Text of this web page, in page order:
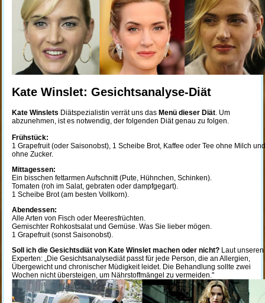
Kate Winslet: Gesichtsanalyse-Diät
Kate Winslets Diätspezialistin verrät uns das Menü dieser Diät. Um
abzunehmen, ist es notwendig, der folgenden Diät genau zu folgen.
Frühstück:
1 Grapefruit (oder Saisonobst), 1 Scheibe Brot, Kaffee oder Tee ohne Milch und
ohne Zucker.
Mittagessen:
Ein bisschen fettarmen Aufschnitt (Pute, Hühnchen, Schinken).
Tomaten (roh im Salat, gebraten oder dampfgegart).
1 Scheibe Brot (am besten Vollkorn).
Abendessen:
Alle Arten von Fisch oder Meeresfrüchten.
Gemischter Rohkostsalat und Gemüse. Was Sie lieber mögen.
1 Grapefruit (sonst Saisonobst).
Soll ich die Gesichtsdiät von Kate Winslet machen oder nicht? Laut unseren
Experten: „Die Gesichtsanalysediät passt für jede Person, die an Allergien,
Übergewicht und chronischer Müdigkeit leidet. Die Behandlung sollte zwei
Wochen nicht übersteigen, um Nährstoffmängel zu vermeiden."